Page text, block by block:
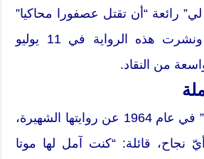
رائعة “أن تقتل عصفورا محاكيا”
في صيف 1959، ونشرت هذه الرواية في 11 يوليو
وصرحت “هاربر لي” في عام 1964 عن روايتها الشهيرة،
أيّ نجاح، قائلة: “كنت آمل لها موتا